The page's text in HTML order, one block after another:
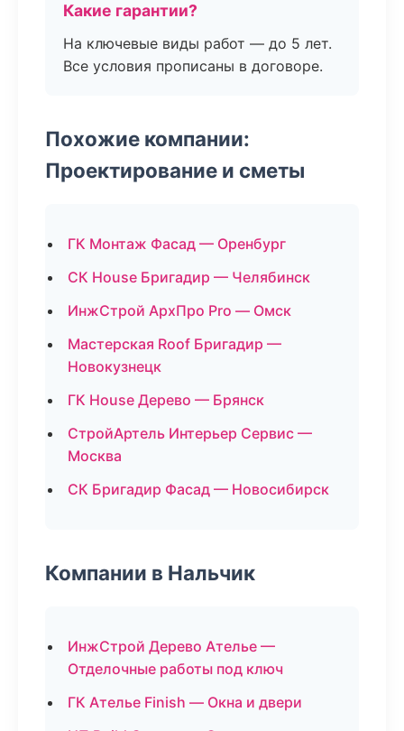
Какие гарантии?
На ключевые виды работ — до 5 лет.
Все условия прописаны в договоре.
Похожие компании:
Проектирование и сметы
ГК Монтаж Фасад — Оренбург
СК House Бригадир — Челябинск
ИнжСтрой АрхПро Pro — Омск
Мастерская Roof Бригадир —
Новокузнецк
ГК House Дерево — Брянск
СтройАртель Интерьер Сервис —
Москва
СК Бригадир Фасад — Новосибирск
Компании в Нальчик
ИнжСтрой Дерево Ателье —
Отделочные работы под ключ
ГК Ателье Finish — Окна и двери